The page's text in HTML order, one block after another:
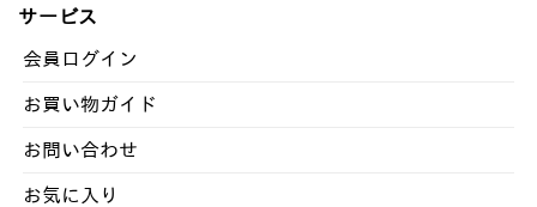
ク
ナ
バ
サービス
会員ログイン
お買い物ガイド
お問い合わせ
お気に入り